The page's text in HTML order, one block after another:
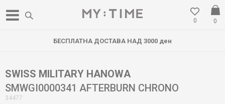
0
0
БЕСПЛАТНА ДОСТАВА НАД 3000 ден
SWISS MILITARY HANOWA
SMWGI0000341 AFTERBURN CHRONO
34477